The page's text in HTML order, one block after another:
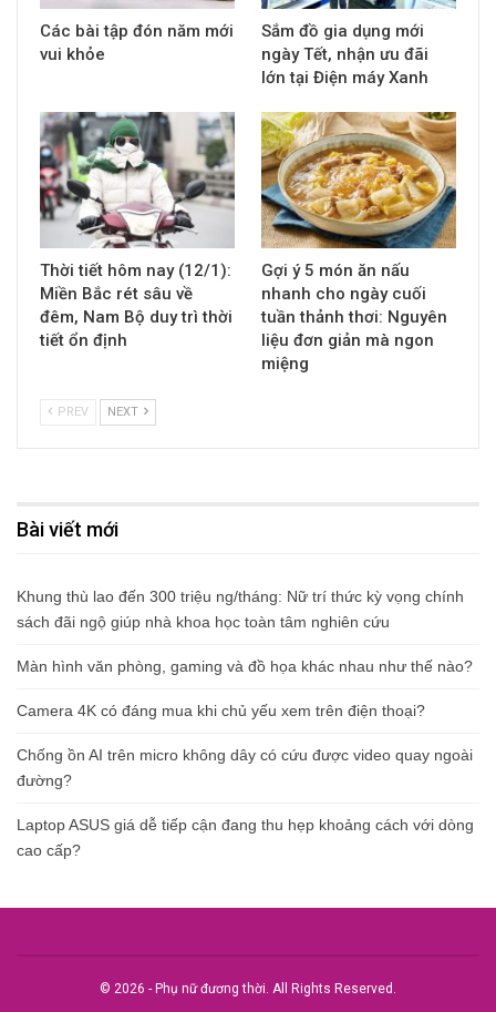
Các bài tập đón năm mới
vui khỏe
Sắm đồ gia dụng mới
ngày Tết, nhận ưu đãi
lớn tại Điện máy Xanh
Thời tiết hôm nay (12/1):
Miền Bắc rét sâu về
đêm, Nam Bộ duy trì thời
tiết ổn định
Gợi ý 5 món ăn nấu
nhanh cho ngày cuối
tuần thảnh thơi: Nguyên
liệu đơn giản mà ngon
miệng
PREV NEXT
Bài viết mới
Khung thù lao đến 300 triệu ng/tháng: Nữ trí thức kỳ vọng chính
sách đãi ngộ giúp nhà khoa học toàn tâm nghiên cứu
Màn hình văn phòng, gaming và đồ họa khác nhau như thế nào?
Camera 4K có đáng mua khi chủ yếu xem trên điện thoại?
Chống ồn AI trên micro không dây có cứu được video quay ngoài
đường?
Laptop ASUS giá dễ tiếp cận đang thu hẹp khoảng cách với dòng
cao cấp?
© 2026 - Phụ nữ đương thời. All Rights Reserved.